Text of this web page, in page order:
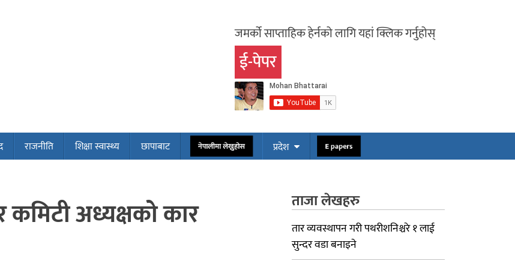
जमर्को साप्ताहिक हेर्नको लागि यहां क्लिक गर्नुहोस्
ई-पेपर
राजनीति शिक्षा स्वास्थ्य छापाबाट नेपालीमा लेख्नुहोस प्रदेश E papers
कमिटी अध्यक्षको कार ताजा लेखहरु
तार व्यवस्थापन गरी पथरीशनिश्चरे १ लाई
सुन्दर वडा बनाइने